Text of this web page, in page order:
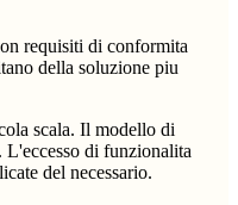
requisiti di conformita
della soluzione piu
scala. Il modello di
di funzionalita
del necessario.